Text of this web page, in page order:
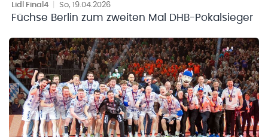
Lidl Final4 So, 19.04.2026
Füchse Berlin zum zweiten Mal DHB-Pokalsieger